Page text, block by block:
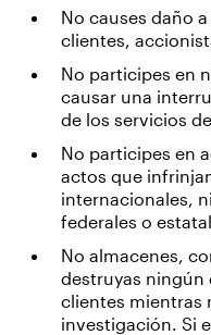
No causes daño
clientes,
No participes en
causar una
de los servicios
No participes en
actos que
internacionales,
federales o
No almacenes,
destruyas ningún
clientes mientras
investigación. Si